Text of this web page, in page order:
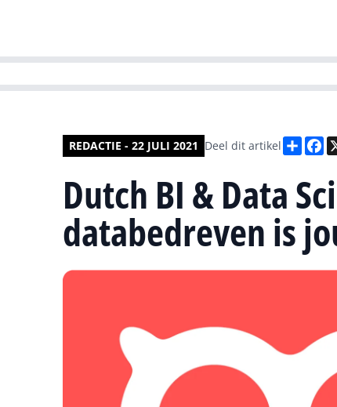
REDACTIE - 22 JULI 2021 Deel dit artikel Deel
Dutch BI & Data
databedreven is